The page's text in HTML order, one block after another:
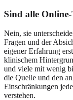
Sind alle
Nein, sie
Fragen und der
eigener Erfahrung
klinischem
und viele mit wenig
die Quelle und den
Einschränkungen
verstehen.